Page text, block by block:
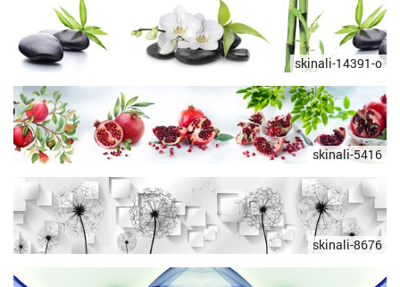
skinali-14391-o
skinali-5416
skinali-8676